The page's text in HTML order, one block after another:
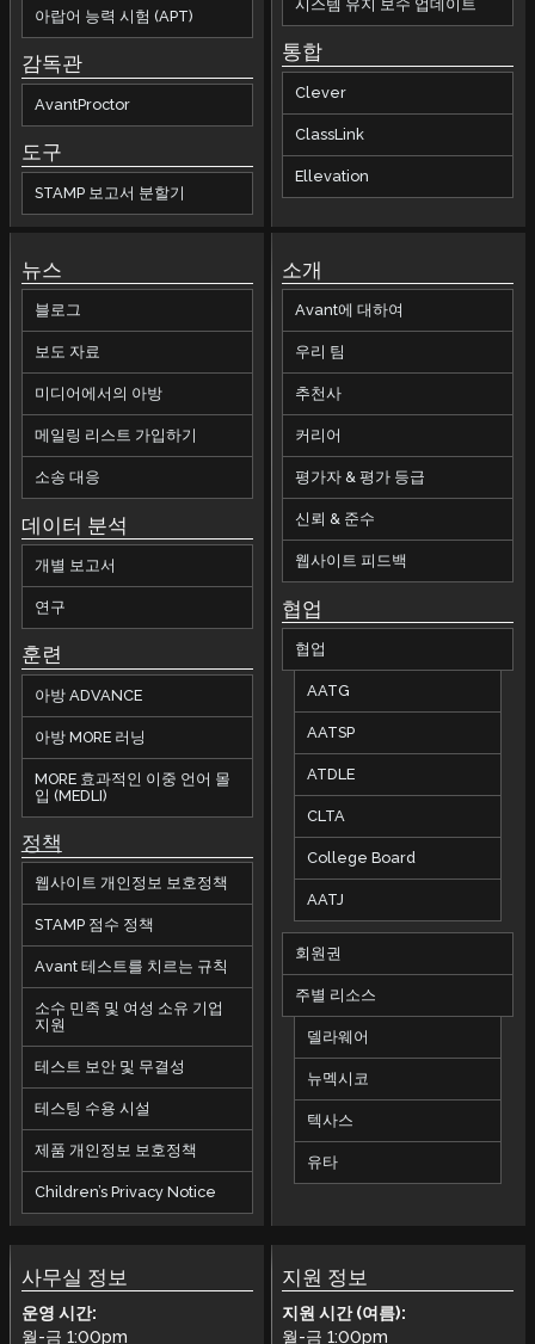
아랍어 능력 시험 (APT)
감독관
AvantProctor
도구
STAMP 보고서 분할기
시스템 유지 보수 업데이트
통합
Clever
ClassLink
Ellevation
뉴스
블로그
보도 자료
미디어에서의 아방
메일링 리스트 가입하기
소송 대응
데이터 분석
개별 보고서
연구
훈련
아방 ADVANCE
아방 MORE 러닝
MORE 효과적인 이중 언어 몰
입 (MEDLI)
정책
웹사이트 개인정보 보호정책
STAMP 점수 정책
Avant 테스트를 치르는 규칙
소수 민족 및 여성 소유 기업
지원
테스트 보안 및 무결성
테스팅 수용 시설
제품 개인정보 보호정책
Children’s Privacy Notice
소개
Avant에 대하여
우리 팀
추천사
커리어
평가자 & 평가 등급
신뢰 & 준수
웹사이트 피드백
협업
협업
AATG
AATSP
ATDLE
CLTA
College Board
AATJ
회원권
주별 리소스
델라웨어
뉴멕시코
텍사스
유타
사무실 정보
운영 시간:
월-금 1:00pm
지원 정보
지원 시간 (여름):
월-금1:00pm